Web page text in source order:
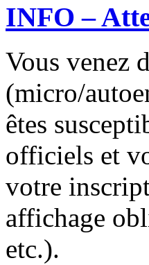
INFO –
Vous venez
(micro/
êtes
officiels et
votre
affichage
etc.).